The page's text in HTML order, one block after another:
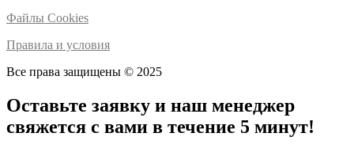
Файлы Cookies
Правила и условия
Все права защищены © 2025
Оставьте заявку и наш менеджер
свяжется с вами в течение 5 минут!